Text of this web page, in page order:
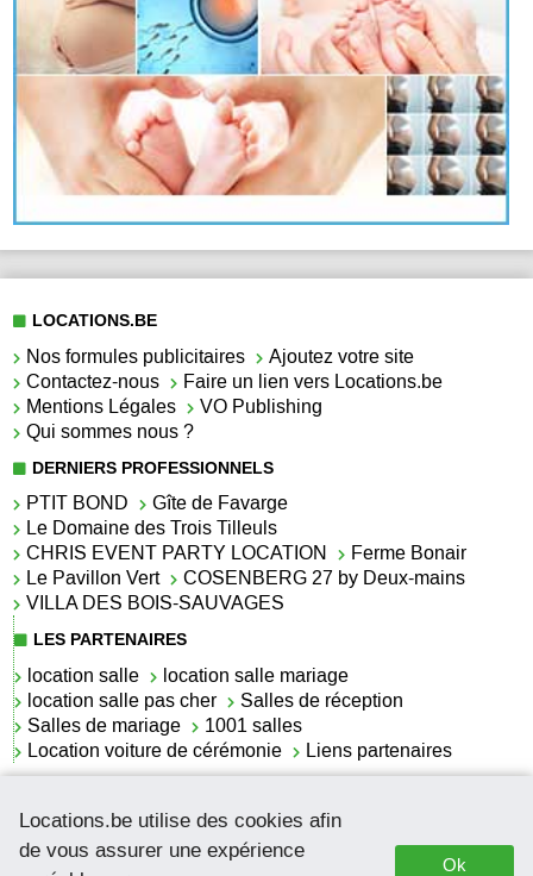
Locations.be utilise des cookies afin
de vous assurer une expérience
Ok
LOCATIONS.BE
Nos formules publicitaires
Ajoutez votre site
Contactez-nous
Faire un lien vers Locations.be
Mentions Légales
VO Publishing
Qui sommes nous ?
DERNIERS PROFESSIONNELS
PTIT BOND
Gîte de Favarge
Le Domaine des Trois Tilleuls
CHRIS EVENT PARTY LOCATION
Ferme Bonair
Le Pavillon Vert
COSENBERG 27 by Deux-mains
VILLA DES BOIS-SAUVAGES
LES PARTENAIRES
location salle
location salle mariage
location salle pas cher
Salles de réception
Salles de mariage
1001 salles
Location voiture de cérémonie
Liens partenaires
La location de lettrage pour mariage
La salle de réception pour mariage en Belgique